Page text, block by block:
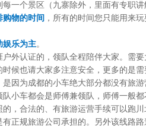
一个景区（九寨除外，里面有专职
物的时间 ，所有的时间您只能用来
娱乐为主。
外认证的，领队全程陪伴大家。需
候也请大家多注意安全，更多的是
因为成都的小车绝大部分都没有旅
小车都会是师傅兼领队，师傅一般
，合法的、有旅游运营手续可以跑
正规旅游公司承担的。另外该线路